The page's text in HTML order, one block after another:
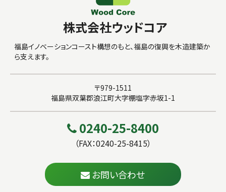
株式会社ウッドコア
福島イノベーションコースト構想のもと、福島の復興を木造建築か
ら支えます。
〒979-1511
福島県双葉郡浪江町大字棚塩字赤坂1-1
0240-25-8400
（FAX：0240-25-8415）
お問い合わせ